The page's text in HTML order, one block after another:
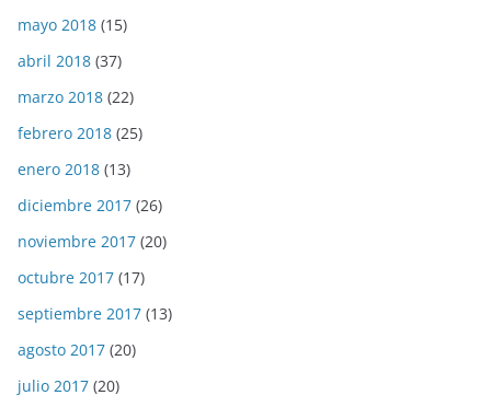
mayo 2018 (15)
abril 2018 (37)
marzo 2018 (22)
febrero 2018 (25)
enero 2018 (13)
diciembre 2017 (26)
noviembre 2017 (20)
octubre 2017 (17)
septiembre 2017 (13)
agosto 2017 (20)
julio 2017 (20)